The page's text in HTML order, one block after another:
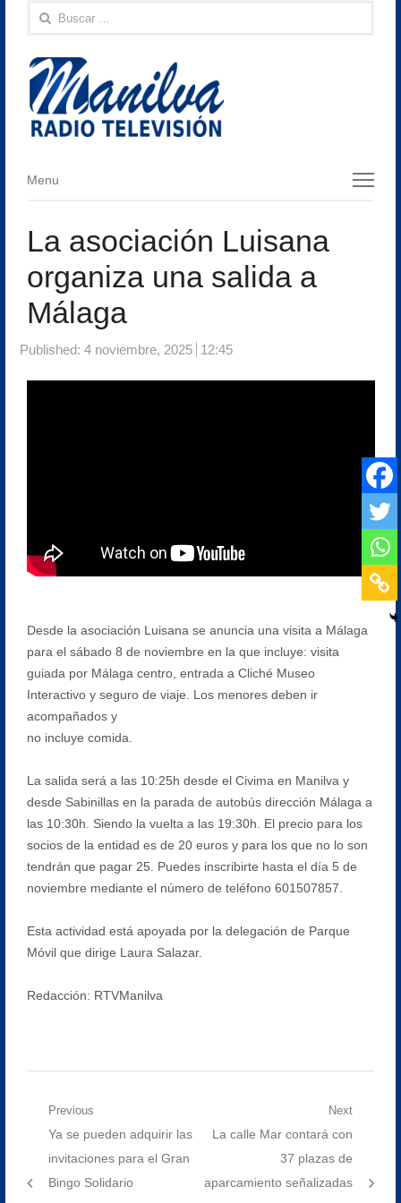
Buscar:
Menu
Menu
La asociación Luisana
organiza una salida a
Málaga
Published: 4 noviembre, 2025 12:45
Desde la asociación Luisana se anuncia una visita a Málaga
para el sábado 8 de noviembre en la que incluye: visita
guiada por Málaga centro, entrada a Cliché Museo
Interactivo y seguro de viaje. Los menores deben ir
acompañados y
no incluye comida.
La salida será a las 10:25h desde el Civima en Manilva y
desde Sabinillas en la parada de autobús dirección Málaga a
las 10:30h. Siendo la vuelta a las 19:30h. El precio para los
socios de la entidad es de 20 euros y para los que no lo son
tendrán que pagar 25. Puedes inscribirte hasta el día 5 de
noviembre mediante el número de teléfono 601507857.
Esta actividad está apoyada por la delegación de Parque
Móvil que dirige Laura Salazar.
Redacción: RTVManilva
Navegación
entradas
Previous
Previous
post:
Ya se pueden adquirir las
invitaciones para el Gran
Bingo Solidario
Next
Next
La calle Mar contará con
37 plazas de
aparcamiento señalizadas